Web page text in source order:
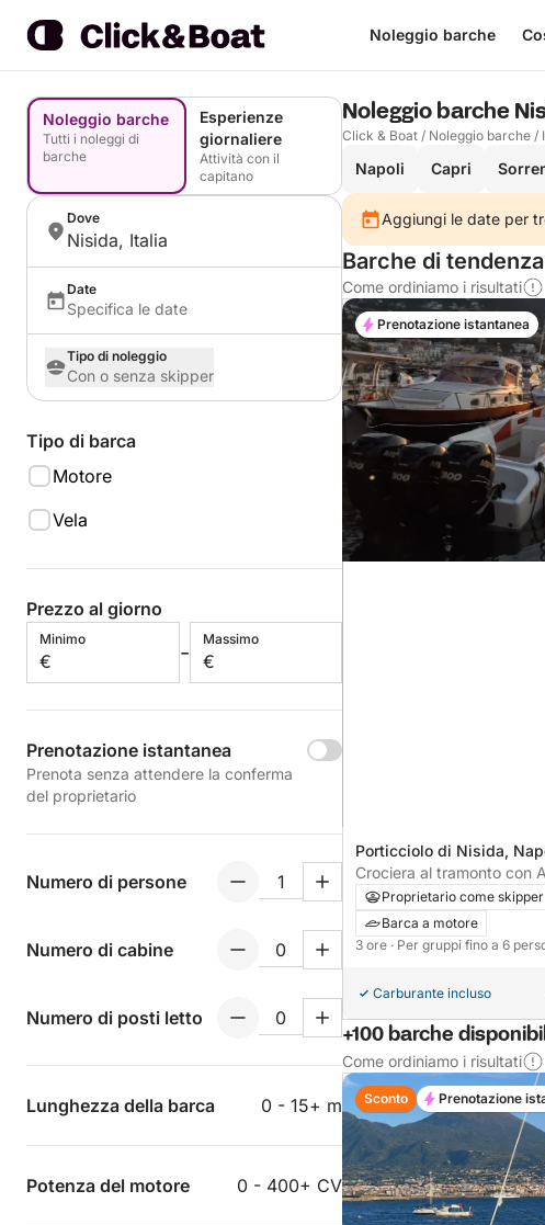
Noleggio barche
Noleggio barche
Tutti i noleggi di
barche
Esperienze
giornaliere
Attività con il
capitano
Dove
Nisida, Italia
Date
Specifica le date
Tipo di noleggio
Con o senza skipper
Tipo di barca
Motore
Vela
Prezzo al giorno
Minimo
€ -
Massimo
€
Prenotazione istantanea
Prenota senza attendere la conferma
del proprietario
Numero di persone
Numero di cabine
Numero di posti letto
Lunghezza della barca 0 - 15+ m
Potenza del motore 0 - 400+ CV
Noleggio barche
Click & Boat / Noleggio barche /
Napoli Capri
Aggiungi le date per
Barche di
Come ordiniamo i risultati
Porticciolo di Nisida,
Crociera al tramonto con
d'oro di Napoli
Proprietario come skipper
Barca a motore
3 ore · Per gruppi fino a 6
Carburante incluso
Prenotazione istantanea
+100 barche
Come ordiniamo i risultati
Sconto Prenotazione